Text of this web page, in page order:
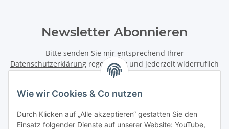
Wie wir Cookies & Co nutzen
Durch Klicken auf „Alle akzeptieren“ gestatten Sie den
Einsatz folgender Dienste auf unserer Website: YouTube,
Newsletter Abonnieren
Bitte senden Sie mir entsprechend Ihrer
Datenschutzerklärung regelmäßig und jederzeit widerruflich
Informationen zu Ihrem Produktsortiment per E-Mail zu.
Newsletter Abonnieren